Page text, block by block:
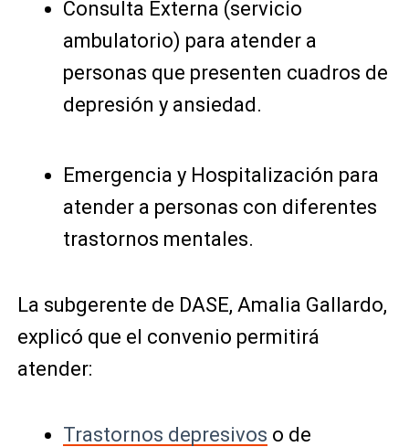
Consulta Externa (servicio
ambulatorio) para atender a
personas que presenten cuadros de
depresión y ansiedad.
Emergencia y Hospitalización para
atender a personas con diferentes
trastornos mentales.
La subgerente de DASE, Amalia Gallardo,
explicó que el convenio permitirá
atender:
Trastornos depresivos o de